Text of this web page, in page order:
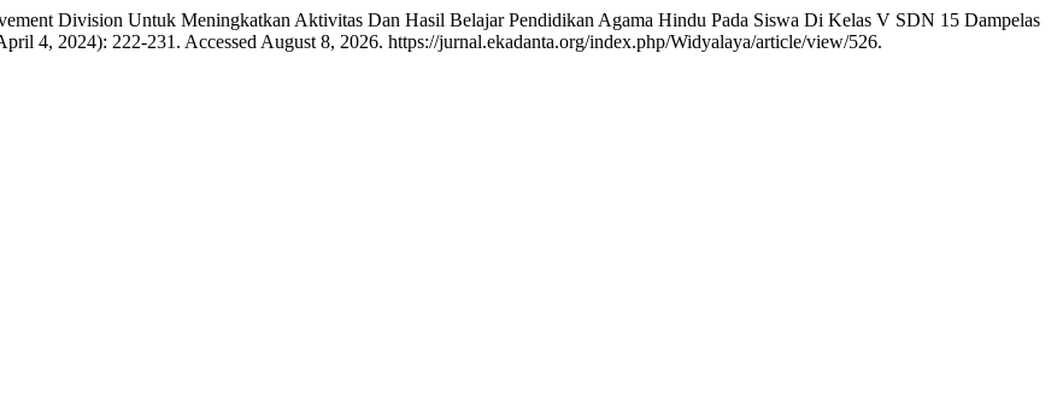
Division Untuk Meningkatkan Aktivitas Dan Hasil Belajar Pendidikan Agama Hindu Pada Siswa Di Kelas V SDN 15 Dampelas
4, 2024): 222-231. Accessed August 8, 2026. https://jurnal.ekadanta.org/index.php/Widyalaya/article/view/526.